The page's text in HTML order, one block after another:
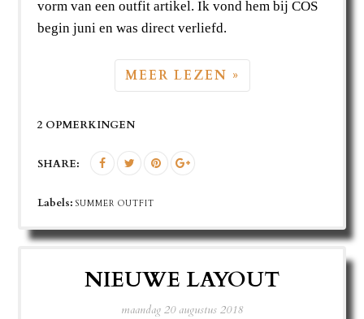
vorm van een outfit artikel. Ik vond hem bij COS
begin juni en was direct verliefd.
MEER LEZEN »
2 OPMERKINGEN
SHARE:
Labels:SUMMER OUTFIT
NIEUWE LAYOUT
maandag 20 augustus 2018